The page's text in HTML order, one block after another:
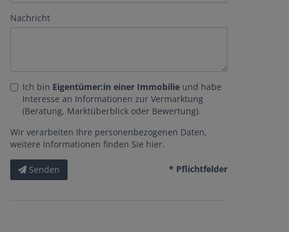
Nachricht
Ich bin Eigentümer:in einer Immobilie und habe
Interesse an Informationen zur Vermarktung
(Beratung, Marktüberblick oder Bewertung).
Wir verarbeiten Ihre personenbezogenen Daten,
weitere Informationen finden Sie hier.
Senden * Pflichtfelder